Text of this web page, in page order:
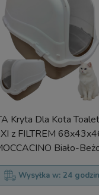
Kryta Dla Kota
z FILTREM
Biało-
Wysyłka w: 24